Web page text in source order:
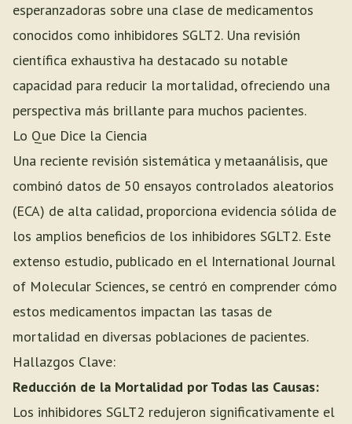
esperanzadoras sobre una clase de medicamentos
conocidos como inhibidores SGLT2. Una revisión
científica exhaustiva ha destacado su notable
capacidad para reducir la mortalidad, ofreciendo una
perspectiva más brillante para muchos pacientes.
Lo Que Dice la Ciencia
Una reciente revisión sistemática y metaanálisis, que
combinó datos de 50 ensayos controlados aleatorios
(ECA) de alta calidad, proporciona evidencia sólida de
los amplios beneficios de los inhibidores SGLT2. Este
extenso estudio, publicado en el International Journal
of Molecular Sciences, se centró en comprender cómo
estos medicamentos impactan las tasas de
mortalidad en diversas poblaciones de pacientes.
Hallazgos Clave:
Reducción de la Mortalidad por Todas las Causas:
Los inhibidores SGLT2 redujeron significativamente el